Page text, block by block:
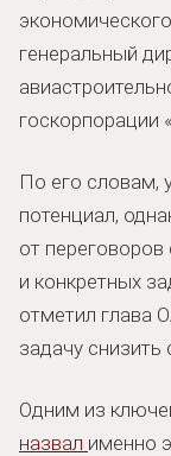
генеральный
госкорпорации
По его словам,
потенциал,
от переговоров
и конкретных
отметил глава
задачу снизить
Одним из
назвал именно